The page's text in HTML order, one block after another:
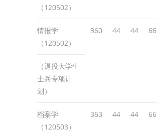
（120502）
情报学
（120502）
360 44 44 66
（退役大学生
士兵专项计
划）
档案学
（120503）
363 44 44 66